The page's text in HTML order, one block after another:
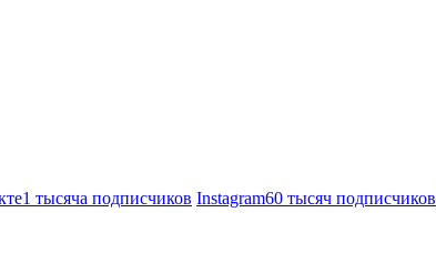
1 тысяча подписчиков Instagram60 тысяч подписчиков